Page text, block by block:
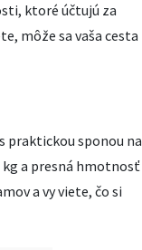
ktoré účtujú za
môže sa vaša cesta
praktickou sponou na
a presná hmotnosť
a vy viete, čo si